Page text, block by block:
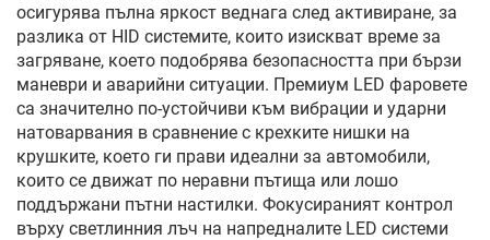
осигурява пълна яркост веднага след активиране, за
разлика от HID системите, които изискват време за
загряване, което подобрява безопасността при бързи
маневри и аварийни ситуации. Премиум LED фаровете
са значително по-устойчиви към вибрации и ударни
натоварвания в сравнение с крехките нишки на
крушките, което ги прави идеални за автомобили,
които се движат по неравни пътища или лошо
поддържани пътни настилки. Фокусираният контрол
върху светлинния лъч на напредналите LED системи